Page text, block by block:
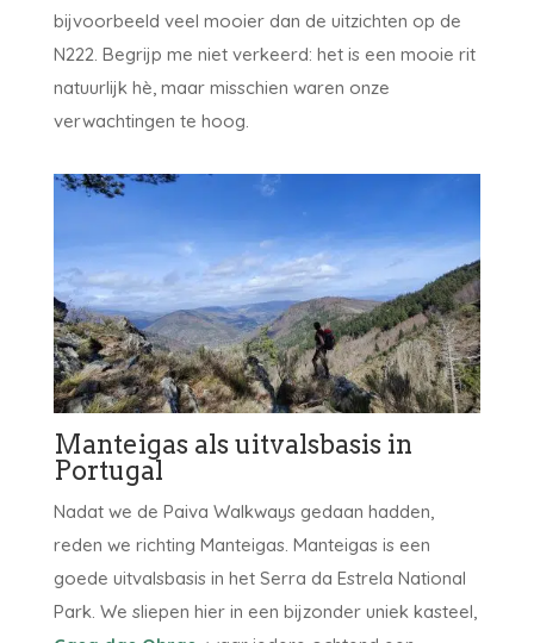
bijvoorbeeld veel mooier dan de uitzichten op de
N222. Begrijp me niet verkeerd: het is een mooie rit
natuurlijk hè, maar misschien waren onze
verwachtingen te hoog.
Manteigas als uitvalsbasis in
Portugal
Nadat we de Paiva Walkways gedaan hadden,
reden we richting Manteigas. Manteigas is een
goede uitvalsbasis in het Serra da Estrela National
Park. We sliepen hier in een bijzonder uniek kasteel,